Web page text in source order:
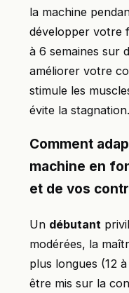
la machine
développer votre
à 6 semaines sur
améliorer votre
stimule les
évite la stagnation.
Comment
machine en
et de vos
Un débutant
modérées, la
plus longues (12
être mis sur la